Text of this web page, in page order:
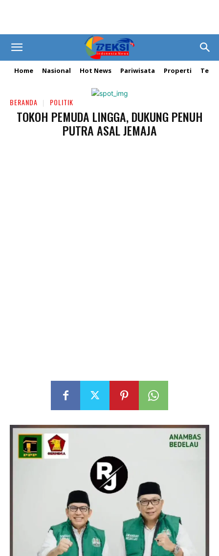
Home Nasional Hot News Pariwisata Properti
BERANDA POLITIK
TOKOH PEMUDA LINGGA, DUKUNG PENUH
PUTRA ASAL JEMAJA